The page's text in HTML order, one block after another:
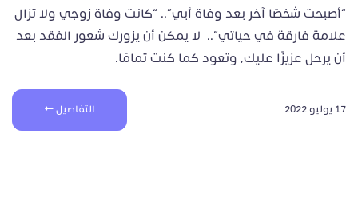
“أصبحت شخصًا آخر بعد وفاة أبي”.. “كانت وفاة زوجي ولا تزال
علامة فارقة في حياتي”.. لا يمكن أن يزورك شعور الفقد بعد
أن يرحل عزيزًا عليك، وتعود كما كنت تمامًا.
17 يوليو 2022 التفاصيل